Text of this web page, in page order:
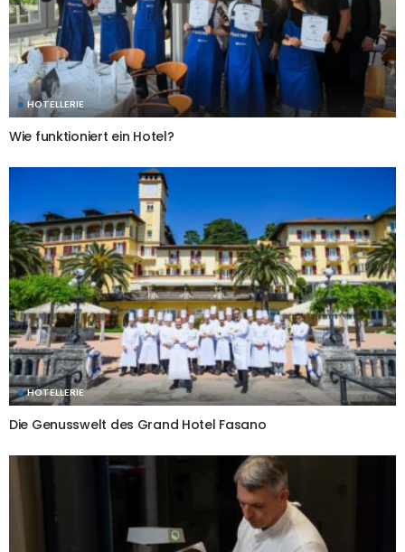
HOTELLERIE
Wie funktioniert ein Hotel?
HOTELLERIE
Die Genusswelt des Grand Hotel Fasano